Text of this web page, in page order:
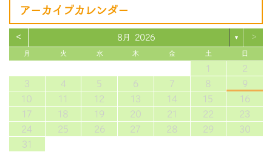
アーカイブカレンダー
< 8月 2026 ▼ >
月 火 水 木 金 土 日
1
2
3
4 5 6 7 8
9
10
11 12 13 14 15
16
17
18 19 20 21 22
23
24
25 26 27 28 29
30
31